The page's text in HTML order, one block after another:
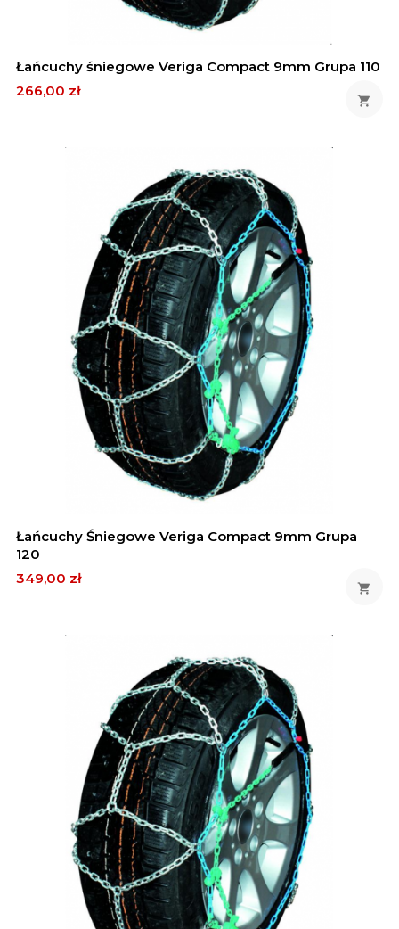
Łańcuchy śniegowe Veriga Compact 9mm Grupa 110
Cena
266,00 zł

Łańcuchy Śniegowe Veriga Compact 9mm Grupa
120
Cena
349,00 zł
